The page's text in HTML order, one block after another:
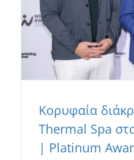
Κορυφαία
Thermal Spa
| Platinum